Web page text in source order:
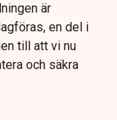
är
en del i
till att vi nu
och säkra